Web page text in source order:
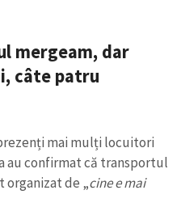
mergeam, dar
câte patru
mai mulți locuitori
au confirmat că transportul
organizat de „cine e mai